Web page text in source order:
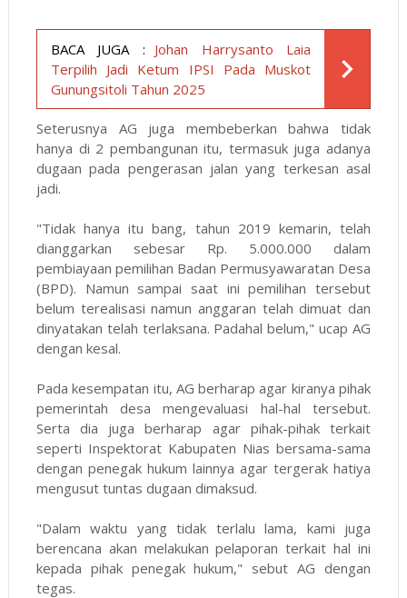
BACA JUGA : Johan Harrysanto Laia
Terpilih Jadi Ketum IPSI Pada Muskot
Gunungsitoli Tahun 2025
Seterusnya AG juga membeberkan bahwa tidak
hanya di 2 pembangunan itu, termasuk juga adanya
dugaan pada pengerasan jalan yang terkesan asal
jadi.
"Tidak hanya itu bang, tahun 2019 kemarin, telah
dianggarkan sebesar Rp. 5.000.000 dalam
pembiayaan pemilihan Badan Permusyawaratan Desa
(BPD). Namun sampai saat ini pemilihan tersebut
belum terealisasi namun anggaran telah dimuat dan
dinyatakan telah terlaksana. Padahal belum," ucap AG
dengan kesal.
Pada kesempatan itu, AG berharap agar kiranya pihak
pemerintah desa mengevaluasi hal-hal tersebut.
Serta dia juga berharap agar pihak-pihak terkait
seperti Inspektorat Kabupaten Nias bersama-sama
dengan penegak hukum lainnya agar tergerak hatiya
mengusut tuntas dugaan dimaksud.
"Dalam waktu yang tidak terlalu lama, kami juga
berencana akan melakukan pelaporan terkait hal ini
kepada pihak penegak hukum," sebut AG dengan
tegas.